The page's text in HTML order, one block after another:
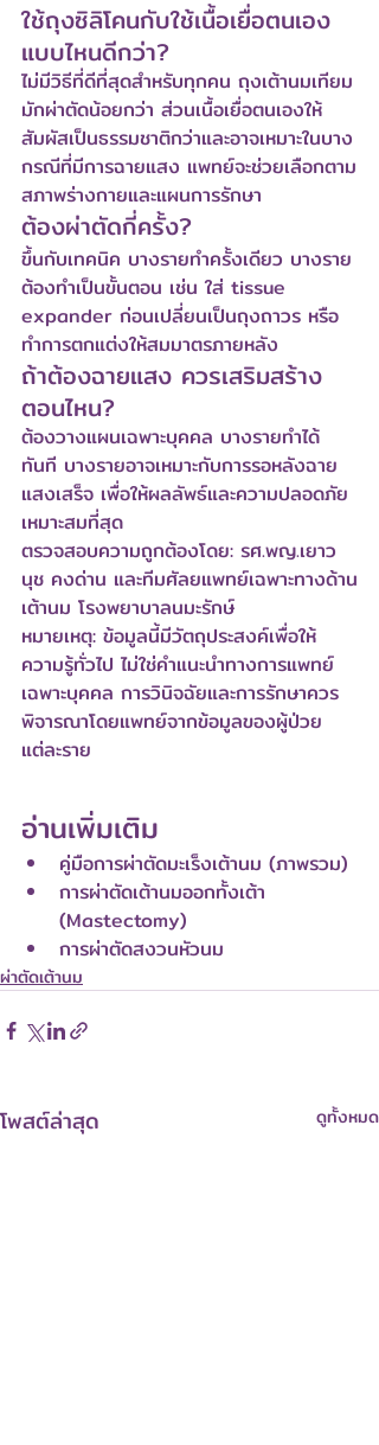
ใช้ถุงซิลิโคนกับใช้เนื้อเยื่อตนเอง
แบบไหนดีกว่า?
ไม่มีวิธีที่ดีที่สุดสำหรับทุกคน ถุงเต้านมเทียม
มักผ่าตัดน้อยกว่า ส่วนเนื้อเยื่อตนเองให้
สัมผัสเป็นธรรมชาติกว่าและอาจเหมาะในบาง
กรณีที่มีการฉายแสง แพทย์จะช่วยเลือกตาม
สภาพร่างกายและแผนการรักษา
ต้องผ่าตัดกี่ครั้ง?
ขึ้นกับเทคนิค บางรายทำครั้งเดียว บางราย
ต้องทำเป็นขั้นตอน เช่น ใส่ tissue
expander ก่อนเปลี่ยนเป็นถุงถาวร หรือ
ทำการตกแต่งให้สมมาตรภายหลัง
ถ้าต้องฉายแสง ควรเสริมสร้าง
ตอนไหน?
ต้องวางแผนเฉพาะบุคคล บางรายทำได้
ทันที บางรายอาจเหมาะกับการรอหลังฉาย
แสงเสร็จ เพื่อให้ผลลัพธ์และความปลอดภัย
เหมาะสมที่สุด
ตรวจสอบความถูกต้องโดย: รศ.พญ.เยาว
นุช คงด่าน และทีมศัลยแพทย์เฉพาะทางด้าน
เต้านม โรงพยาบาลนมะรักษ์
หมายเหตุ: ข้อมูลนี้มีวัตถุประสงค์เพื่อให้
ความรู้ทั่วไป ไม่ใช่คำแนะนำทางการแพทย์
เฉพาะบุคคล การวินิจฉัยและการรักษาควร
พิจารณาโดยแพทย์จากข้อมูลของผู้ป่วย
แต่ละราย
อ่านเพิ่มเติม
คู่มือการผ่าตัดมะเร็งเต้านม (ภาพรวม)
การผ่าตัดเต้านมออกทั้งเต้า
(Mastectomy)
การผ่าตัดสงวนหัวนม
ผ่าตัดเต้านม
โพสต์ล่าสุด ดูทั้งหมด